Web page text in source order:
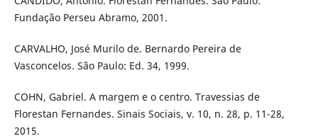
Fundação Perseu Abramo, 2001.
CARVALHO, José Murilo de. Bernardo Pereira de
Vasconcelos. São Paulo: Ed. 34, 1999.
COHN, Gabriel. A margem e o centro. Travessias de
Florestan Fernandes. Sinais Sociais, v. 10, n. 28, p. 11-28,
2015.